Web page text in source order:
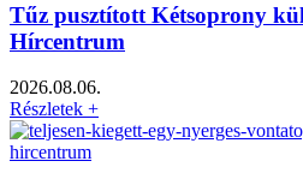
Tűz pusztított Kétsoprony
Hírcentrum
2026.08.06.
Részletek +